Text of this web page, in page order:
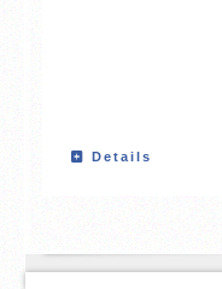
Details